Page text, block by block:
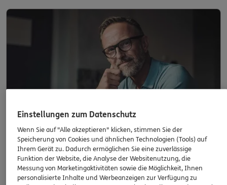
Betriebskostenversicherung
Einstellungen zum Datenschutz
Wenn Sie auf "Alle akzeptieren" klicken, stimmen Sie der
Speicherung von Cookies und ähnlichen Technologien (Tools) auf
Ihrem Gerät zu. Dadurch ermöglichen Sie eine zuverlässige
Funktion der Website, die Analyse der Websitenutzung, die
Messung von Marketingaktivitäten sowie die Möglichkeit, Ihnen
personalisierte Inhalte und Werbeanzeigen zur Verfügung zu